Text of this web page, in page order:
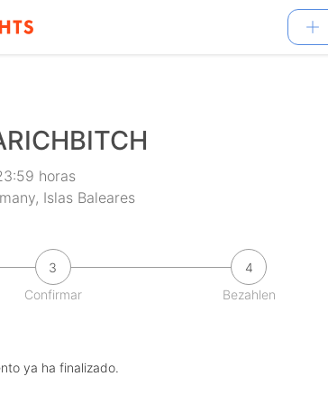
horas
Islas Baleares
3
Confirmar
4
Bezahlen
ya ha finalizado.